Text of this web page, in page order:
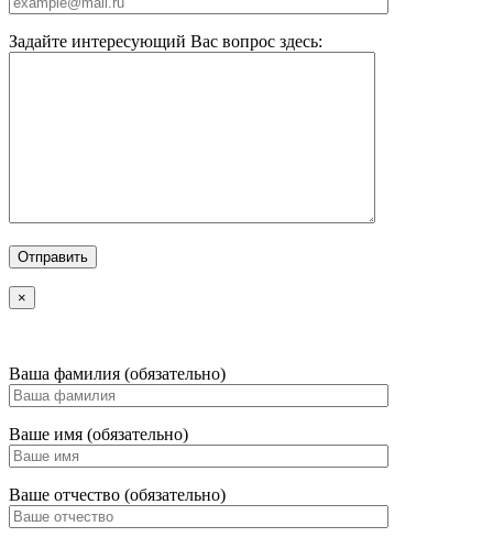
Задайте интересующий Вас вопрос здесь:
×
Ваша фамилия (обязательно)
Ваше имя (обязательно)
Ваше отчество (обязательно)